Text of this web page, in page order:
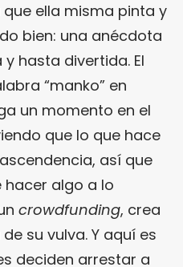
ella misma pinta y
bien: una anécdota
hasta divertida. El
“manko” en
un momento en el
que lo que hace
así que
hacer algo a lo
crowdfunding, crea
su vulva. Y aquí es
deciden arrestar a